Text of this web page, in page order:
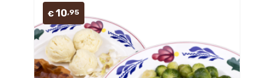
€ 10,95